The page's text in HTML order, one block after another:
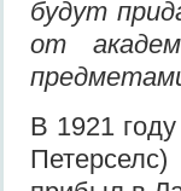
будут
от
В 1921